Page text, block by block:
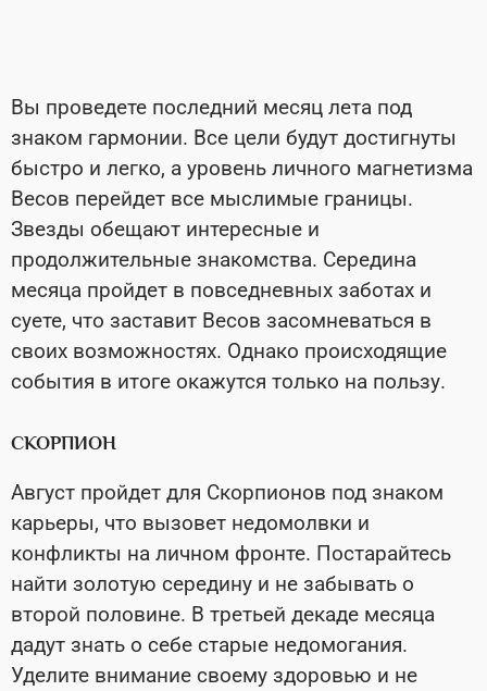
Вы проведете последний месяц лета под
знаком гармонии. Все цели будут достигнуты
быстро и легко, а уровень личного магнетизма
Весов перейдет все мыслимые границы.
Звезды обещают интересные и
продолжительные знакомства. Середина
месяца пройдет в повседневных заботах и
суете, что заставит Весов засомневаться в
своих возможностях. Однако происходящие
события в итоге окажутся только на пользу.
СКОРПИОН
Август пройдет для Скорпионов под знаком
карьеры, что вызовет недомолвки и
конфликты на личном фронте. Постарайтесь
найти золотую середину и не забывать о
второй половине. В третьей декаде месяца
дадут знать о себе старые недомогания.
Уделите внимание своему здоровью и не